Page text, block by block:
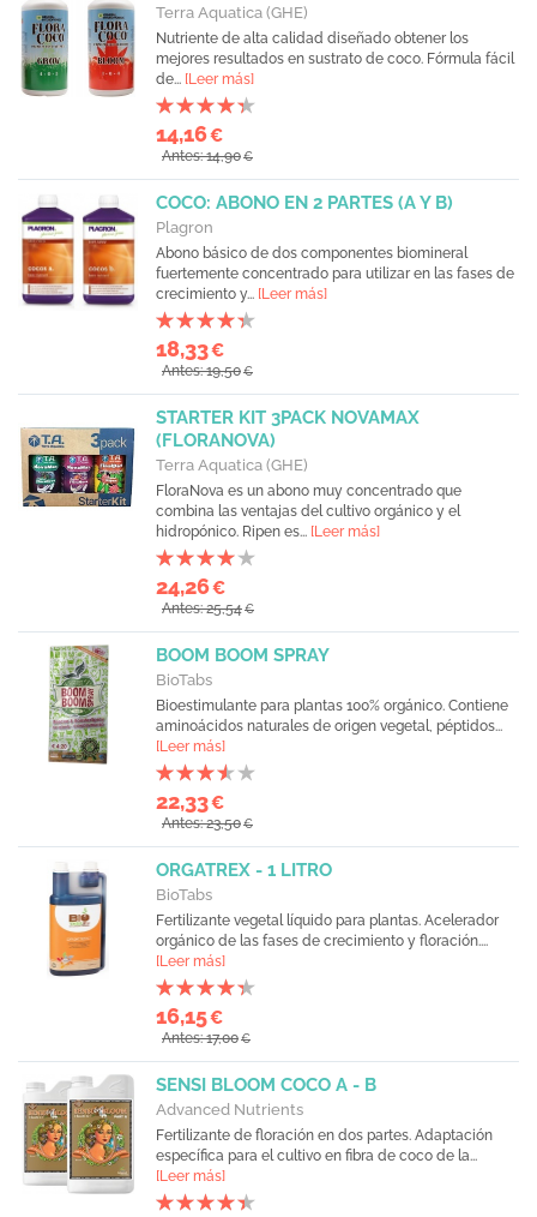
Terra Aquatica (GHE)
Nutriente de alta calidad diseñado obtener los
mejores resultados en sustrato de coco. Fórmula fácil
de... [Leer más]
14,16€
Antes: 14,90€
COCO: ABONO EN 2 PARTES (A Y B)
Plagron
Abono básico de dos componentes biomineral
fuertemente concentrado para utilizar en las fases de
crecimiento y... [Leer más]
18,33€
Antes: 19,50€
STARTER KIT 3PACK NOVAMAX
(FLORANOVA)
Terra Aquatica (GHE)
FloraNova es un abono muy concentrado que
combina las ventajas del cultivo orgánico y el
hidropónico. Ripen es... [Leer más]
24,26€
Antes: 25,54€
BOOM BOOM SPRAY
BioTabs
Bioestimulante para plantas 100% orgánico. Contiene
aminoácidos naturales de origen vegetal, péptidos...
[Leer más]
22,33€
Antes: 23,50€
ORGATREX - 1 LITRO
BioTabs
Fertilizante vegetal líquido para plantas. Acelerador
orgánico de las fases de crecimiento y floración....
[Leer más]
16,15€
Antes: 17,00€
SENSI BLOOM COCO A - B
Advanced Nutrients
Fertilizante de floración en dos partes. Adaptación
específica para el cultivo en fibra de coco de la...
[Leer más]